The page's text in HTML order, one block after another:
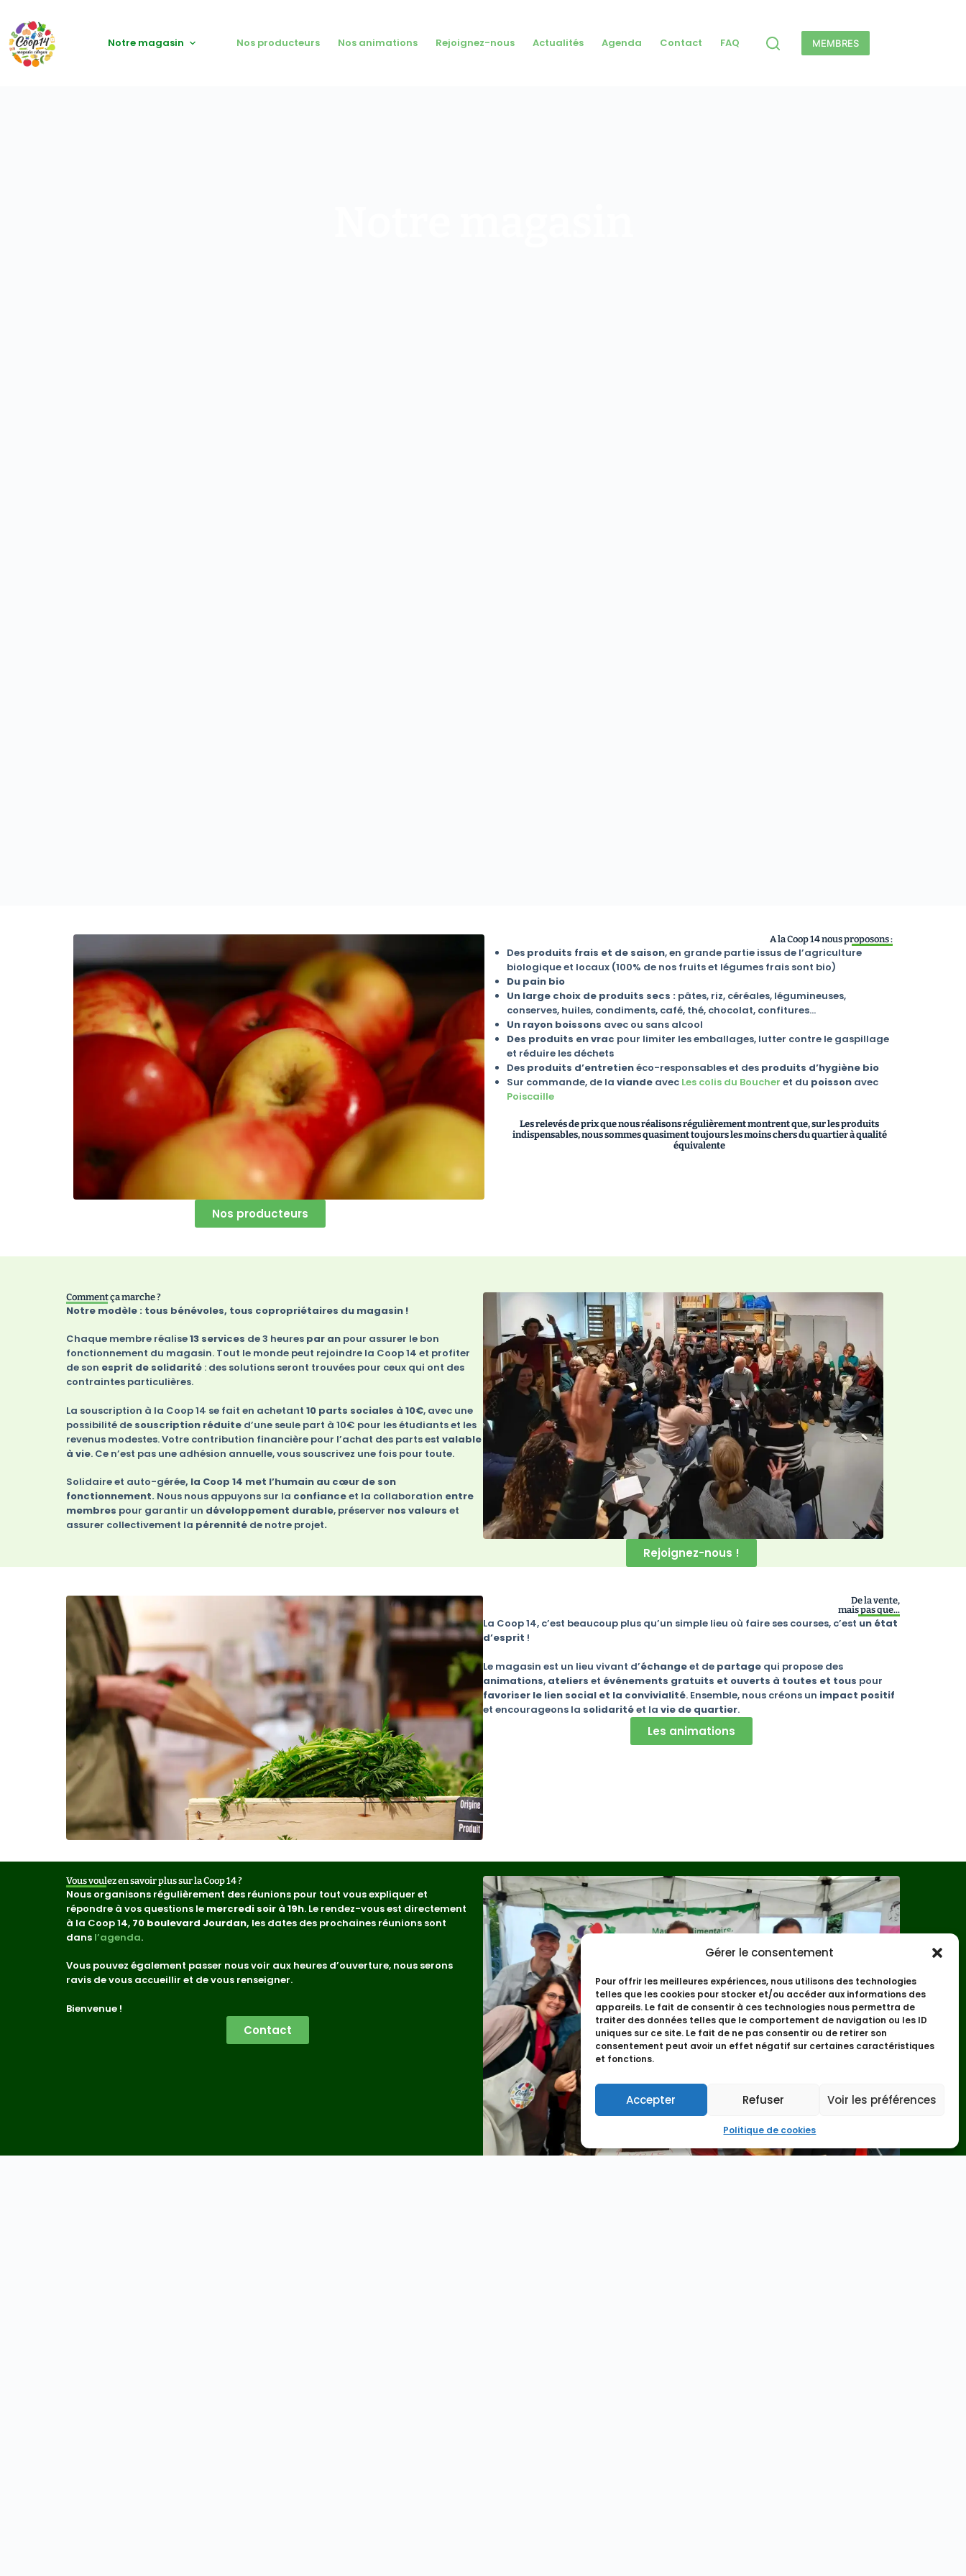
Gérer le consentement
Pour offrir les meilleures expériences, nous utilisons des technologies
telles que les cookies pour stocker et/ou accéder aux informations des
appareils. Le fait de consentir à ces technologies nous permettra de
traiter des données telles que le comportement de navigation ou les ID
uniques sur ce site. Le fait de ne pas consentir ou de retirer son
consentement peut avoir un effet négatif sur certaines caractéristiques
et fonctions.
Accepter Refuser Voir les préférences
Politique de cookies
Notre magasin Nos producteurs Nos animations Rejoignez-nous Actualités Agenda Contact FAQ MEMBRES
Nos producteurs
A la Coop 14 nous proposons :
Desproduits frais et de saison, en grande partie issus de l’agriculture
biologique et locaux (100% de nos fruits et légumes frais sont bio)
Du pain bio
Un large choix de produits secs :pâtes, riz, céréales, légumineuses,
conserves, huiles, condiments, café, thé, chocolat, confitures…
Un rayon boissons avec ou sans alcool
Des produits en vrac pour limiter les emballages, lutter contre le gaspillage
et réduire les déchets
Des produits d’entretienéco-responsables et des produits d’hygiène bio
Sur commande, de la viande avec Les colis du Boucher et du poisson avec
Poiscaille
Les relevés de prix que nous réalisons régulièrement montrent que, sur les produits
indispensables, nous sommes quasiment toujours les moins chers du quartier à qualité
équivalente
Comment ça marche ?
Notre modèle : tous bénévoles, tous copropriétaires du magasin !
Chaque membre réalise13 services de 3 heures par an pour assurer le bon
fonctionnement du magasin. Tout le monde peut rejoindre la Coop 14 et profiter
de son esprit de solidarité : des solutions seront trouvées pour ceux qui ont des
contraintes particulières.
La souscription à la Coop 14 se fait en achetant 10 parts sociales à 10€, avec une
possibilité de souscription réduite d’une seule part à 10€ pour les étudiants et les
revenus modestes. Votre contribution financière pour l’achat des parts est valable
à vie. Ce n’est pas une adhésion annuelle, vous souscrivez une fois pour toute.
Solidaire et auto-gérée, la Coop 14 met l’humain au cœur de son
fonctionnement. Nous nous appuyons sur la confianceet la collaboration entre
membres pour garantir un développement durable, préserver nos valeurs et
assurer collectivement la pérennité de notre projet.
Rejoignez-nous !
De la vente,
mais pas que...
La Coop 14, c’est beaucoup plus qu’un simple lieu où faire ses courses, c’est un état
d’esprit !
Le magasin est un lieu vivant d’échangeet de partage qui propose des
animations, ateliers et événements gratuits et ouverts à toutes et tous pour
favoriser le lien social et la convivialité. Ensemble, nous créons un impact positif
et encourageons la solidaritéet la vie de quartier.
Les animations
Vous voulez en savoir plus sur la Coop 14 ?
Nous organisons régulièrement des réunions pour tout vous expliquer et
répondre à vos questions le mercredi soir à 19h. Le rendez-vous est directement
à la Coop 14, 70 boulevard Jourdan, les dates des prochaines réunions sont
dans l’agenda.
Vous pouvez également passer nous voir aux heures d’ouverture, nous serons
ravis de vous accueillir et de vous renseigner.
Bienvenue !
Contact